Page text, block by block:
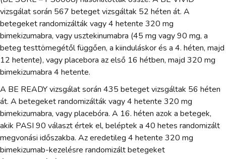
vizsgálat során 567 beteget vizsgáltak 52 héten át. A
betegeket randomizálták vagy 4 hetente 320 mg
bimekizumabra, vagy usztekinumabra (45 mg vagy 90 mg, a
beteg testtömegétől függően, a kiinduláskor és a 4. héten, majd
12 hetente), vagy placebora az első 16 hétben, majd 320 mg
bimekizumabra 4 hetente.
A BE READY vizsgálat során 435 beteget vizsgáltak 56 héten
át. A betegeket randomizálták vagy 4 hetente 320 mg
bimekizumabra, vagy placebóra. A 16. héten azok a betegek,
akik PASI 90 választ értek el, beléptek a 40 hetes randomizált
megvonási időszakba. Az eredetileg 4 hetente 320 mg
bimekizumab-kezelésre randomizált betegeket